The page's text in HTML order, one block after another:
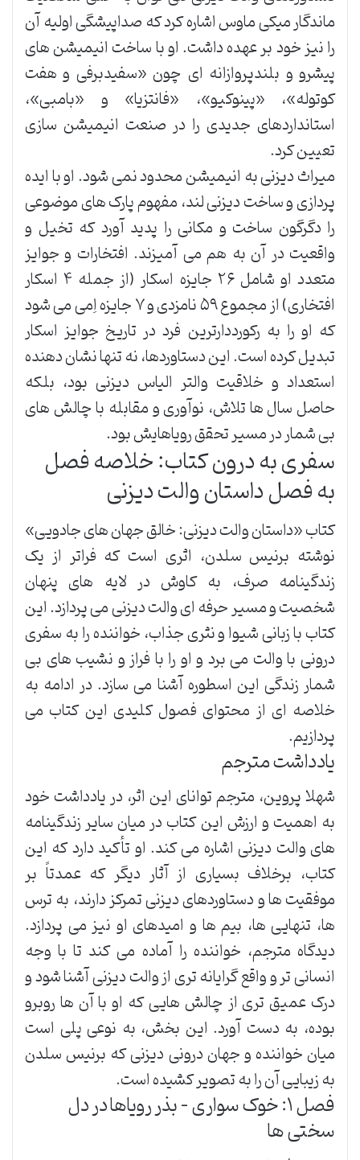
ماندگار میکی ماوس اشاره کرد که صداپیشگی اولیه آن
را نیز خود بر عهده داشت. او با ساخت انیمیشن های
پیشرو و بلندپروازانه ای چون «سفیدبرفی و هفت
کوتوله»، «پینوکیو»، «فانتزیا» و «بامبی»،
استانداردهای جدیدی را در صنعت انیمیشن سازی
تعیین کرد.
میراث دیزنی به انیمیشن محدود نمی شود. او با ایده
پردازی و ساخت دیزنی لند، مفهوم پارک های موضوعی
را دگرگون ساخت و مکانی را پدید آورد که تخیل و
واقعیت در آن به هم می آمیزند. افتخارات و جوایز
متعدد او شامل ۲۶ جایزه اسکار (از جمله ۴ اسکار
افتخاری) از مجموع ۵۹ نامزدی و ۷ جایزه اِمی می شود
که او را به رکورددارترین فرد در تاریخ جوایز اسکار
تبدیل کرده است. این دستاوردها، نه تنها نشان دهنده
استعداد و خلاقیت والتر الیاس دیزنی بود، بلکه
حاصل سال ها تلاش، نوآوری و مقابله با چالش های
بی شمار در مسیر تحقق رویاهایش بود.
سفری به درون کتاب: خلاصه فصل
به فصل داستان والت دیزنی
کتاب «داستان والت دیزنی: خالق جهان های جادویی»
نوشته برنیس سلدن، اثری است که فراتر از یک
زندگینامه صرف، به کاوش در لایه های پنهان
شخصیت و مسیر حرفه ای والت دیزنی می پردازد. این
کتاب با زبانی شیوا و نثری جذاب، خواننده را به سفری
درونی با والت می برد و او را با فراز و نشیب های بی
شمار زندگی این اسطوره آشنا می سازد. در ادامه به
خلاصه ای از محتوای فصول کلیدی این کتاب می
پردازیم.
یادداشت مترجم
شهلا پروین، مترجم توانای این اثر، در یادداشت خود
به اهمیت و ارزش این کتاب در میان سایر زندگینامه
های والت دیزنی اشاره می کند. او تأکید دارد که این
کتاب، برخلاف بسیاری از آثار دیگر که عمدتاً بر
موفقیت ها و دستاوردهای دیزنی تمرکز دارند، به ترس
ها، تنهایی ها، بیم ها و امیدهای او نیز می پردازد.
دیدگاه مترجم، خواننده را آماده می کند تا با وجه
انسانی تر و واقع گرایانه تری از والت دیزنی آشنا شود و
درک عمیق تری از چالش هایی که او با آن ها روبرو
بوده، به دست آورد. این بخش، به نوعی پلی است
میان خواننده و جهان درونی دیزنی که برنیس سلدن
به زیبایی آن را به تصویر کشیده است.
فصل ۱: خوک سواری – بذر رویاها در دل
سختی ها